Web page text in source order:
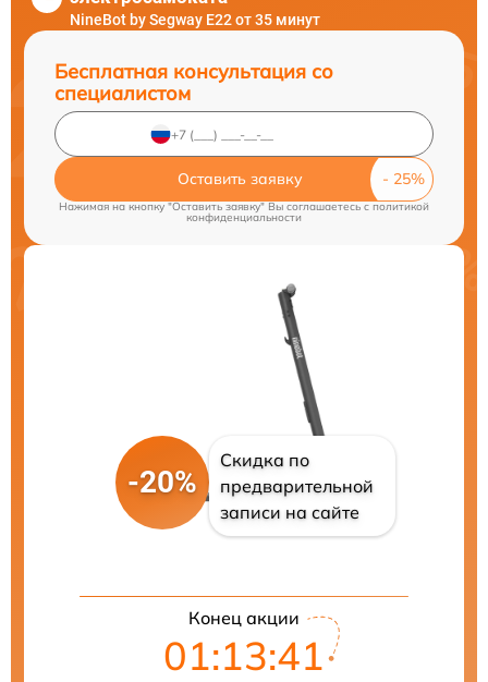
NineBot by Segway E22 от 35 минут
Бесплатная консультация со
специалистом
Оставить заявку
Нажимая на кнопку "Оставить заявку" Вы соглашаетесь c политикой
конфиденциальности
-20%
Скидка по
предварительной
записи на сайте
Конец акции
01:13:41